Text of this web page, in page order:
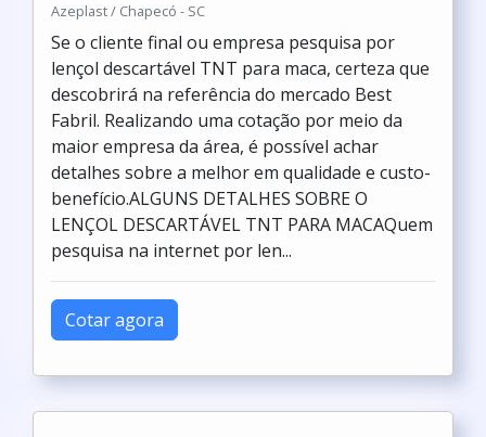
Azeplast / Chapecó - SC
Se o cliente final ou empresa pesquisa por
lençol descartável TNT para maca, certeza que
descobrirá na referência do mercado Best
Fabril. Realizando uma cotação por meio da
maior empresa da área, é possível achar
detalhes sobre a melhor em qualidade e custo-
benefício.ALGUNS DETALHES SOBRE O
LENÇOL DESCARTÁVEL TNT PARA MACAQuem
pesquisa na internet por len...
Cotar agora